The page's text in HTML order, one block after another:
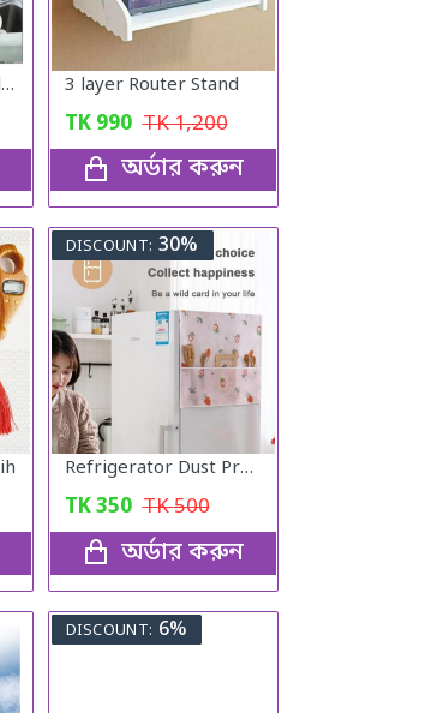
Magic Silicon Hand Gloves 3 layer Router Stand
TK 990 TK1,200
অর্ডার করুন
DISCOUNT: 30%
Refrigerator Dust Proof Cover
TK350 TK500
অর্ডার করুন
DISCOUNT: 6%